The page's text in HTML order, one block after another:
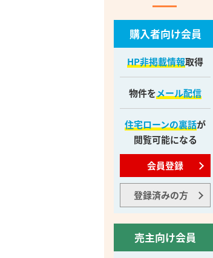
購入者向け会員
HP非掲載情報取得
物件をメール配信
住宅ローンの裏話が
閲覧可能になる
会員登録
登録済みの方
売主向け会員